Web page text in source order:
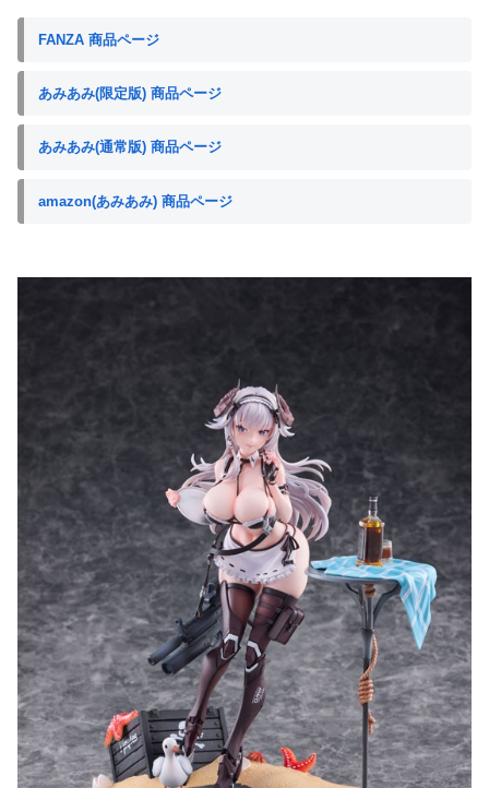
FANZA 商品ページ
あみあみ(限定版) 商品ページ
あみあみ(通常版) 商品ページ
amazon(あみあみ) 商品ページ